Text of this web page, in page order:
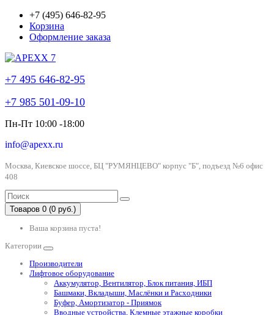
+7 (495) 646-82-95
Корзина
Оформление заказа
+7 495 646-82-95
+7 985 501-09-10
Пн-Пт 10:00 -18:00
info@apexx.ru
Москва, Киевское шоссе, БЦ "РУМЯНЦЕВО" корпус "Б", подъезд №6 офис
408
Товаров 0 (0 руб.)
Ваша корзина пуста!
Категории
Производители
Лифтовое оборудование
Аккумулятор, Вентилятор, Блок питания, ИБП
Башмаки, Вкладыши, Маслёнки и Расходники
Буфер, Амортизатор - Приямок
Вводные устройства, Клемные этажные коробки